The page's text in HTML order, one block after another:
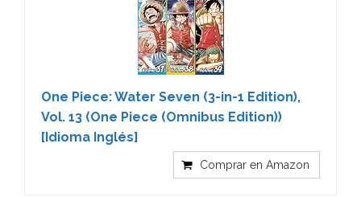
One Piece: Water Seven (3-in-1 Edition),
Vol. 13 (One Piece (Omnibus Edition))
[Idioma Inglés]
Comprar en Amazon